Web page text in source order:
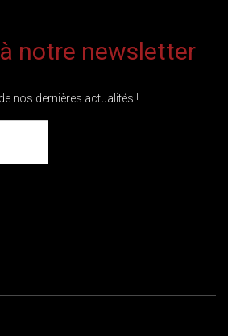
notre newsletter
nos dernières actualités !